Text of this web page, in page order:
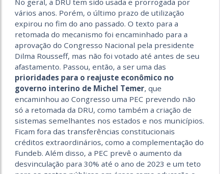
No geral, a DRU tem sido usada e prorrogada por
vários anos. Porém, o último prazo de utilização
expirou no fim do ano passado. O texto para a
retomada do mecanismo foi encaminhado para a
aprovação do Congresso Nacional pela presidente
Dilma Rousseff, mas não foi votado até antes de seu
afastamento. Passou, então, a ser uma das
prioridades para o reajuste econômico no
governo interino de Michel Temer, que
encaminhou ao Congresso uma PEC prevendo não
só a retomada da DRU, como também a criação de
sistemas semelhantes nos estados e nos municípios.
Ficam fora das transferências constitucionais
créditos extraordinários, como a complementação do
Fundeb. Além disso, a PEC prevê o aumento da
desvinculação para 30% até o ano de 2023 e um teto